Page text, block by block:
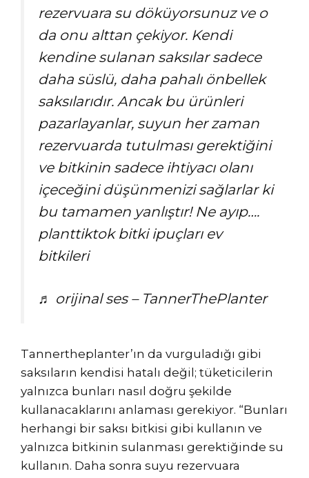
rezervuara su döküyorsunuz ve o
da onu alttan çekiyor. Kendi
kendine sulanan saksılar sadece
daha süslü, daha pahalı önbellek
saksılarıdır. Ancak bu ürünleri
pazarlayanlar, suyun her zaman
rezervuarda tutulması gerektiğini
ve bitkinin sadece ihtiyacı olanı
içeceğini düşünmenizi sağlarlar ki
bu tamamen yanlıştır! Ne ayıp….
planttiktok bitki ipuçları ev
bitkileri
♬ orijinal ses – TannerThePlanter
Tannertheplanter’ın da vurguladığı gibi
saksıların kendisi hatalı değil; tüketicilerin
yalnızca bunları nasıl doğru şekilde
kullanacaklarını anlaması gerekiyor. “Bunları
herhangi bir saksı bitkisi gibi kullanın ve
yalnızca bitkinin sulanması gerektiğinde su
kullanın. Daha sonra suyu rezervuara